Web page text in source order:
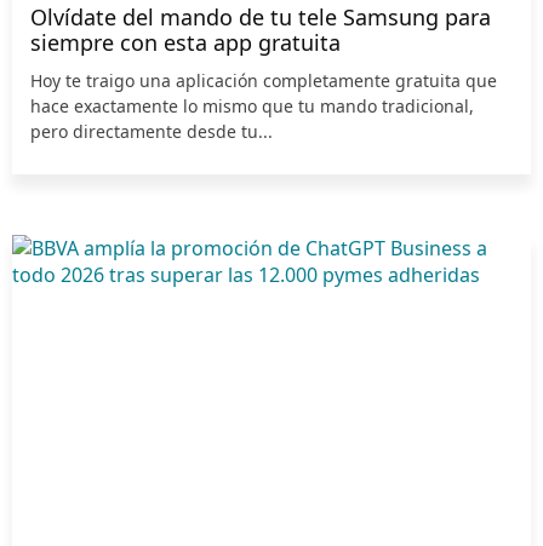
Olvídate del mando de tu tele Samsung para
siempre con esta app gratuita
Hoy te traigo una aplicación completamente gratuita que
hace exactamente lo mismo que tu mando tradicional,
pero directamente desde tu...